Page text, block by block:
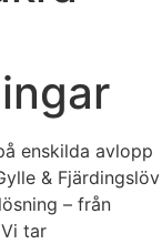
enskilda avlopp
& Fjärdingslöv
– från
tar